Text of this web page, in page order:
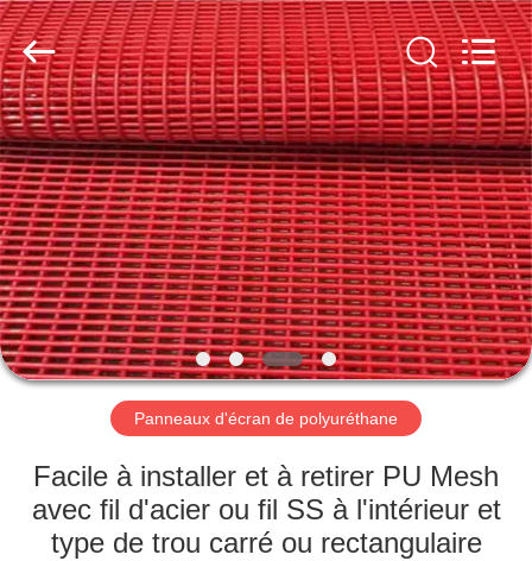
MAISON
PRODUITS
AU
SUJET
DE
NOUS
VISITE
D'USINE
HUATAO
LOVER
LTD.
All
Rights
Reserved.
Panneaux d'écran de polyuréthane
Facile à installer et à retirer PU Mesh
avec fil d'acier ou fil SS à l'intérieur et
type de trou carré ou rectangulaire